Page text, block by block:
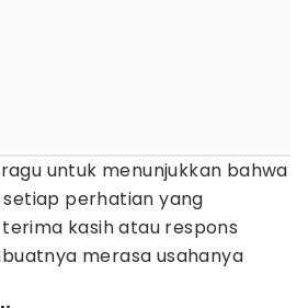
untuk menunjukkan bahwa
perhatian yang
kasih atau respons
merasa usahanya